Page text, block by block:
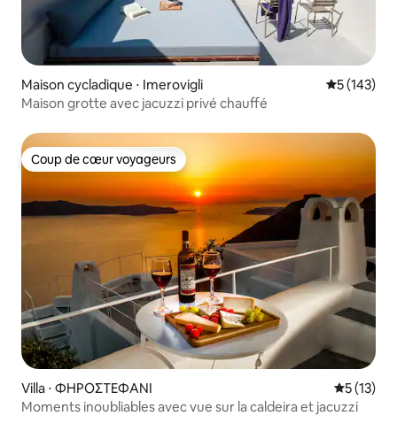
Maison cycladique ⋅ Imerovigli Évaluation
5 (143)
Maison grotte avec jacuzzi privé chauffé
Coup de cœur voyageurs
Coup de cœur voyageurs
Villa ⋅ ΦΗΡΟΣΤΕΦΑΝΙ
5 (13)
Moments inoubliables avec vue sur la caldeira et jacuzzi